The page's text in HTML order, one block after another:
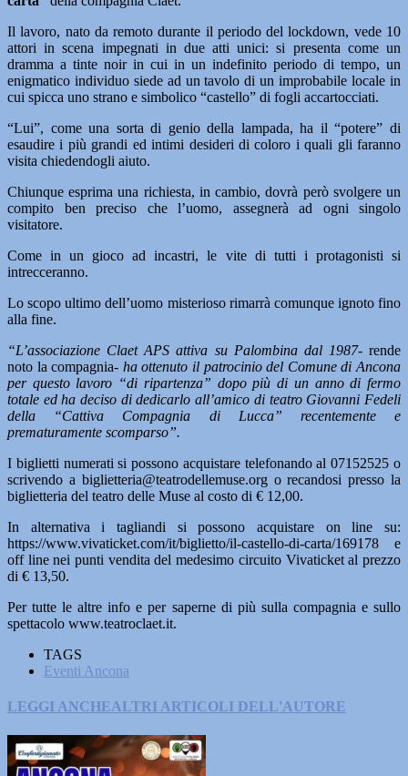
Il lavoro, nato da remoto durante il periodo del lockdown, vede 10
attori in scena impegnati in due atti unici: si presenta come un
dramma a tinte noir in cui in un indefinito periodo di tempo, un
enigmatico individuo siede ad un tavolo di un improbabile locale in
cui spicca uno strano e simbolico “castello” di fogli accartocciati.
“Lui”, come una sorta di genio della lampada, ha il “potere” di
esaudire i più grandi ed intimi desideri di coloro i quali gli faranno
visita chiedendogli aiuto.
Chiunque esprima una richiesta, in cambio, dovrà però svolgere un
compito ben preciso che l’uomo, assegnerà ad ogni singolo
visitatore.
Come in un gioco ad incastri, le vite di tutti i protagonisti si
intrecceranno.
Lo scopo ultimo dell’uomo misterioso rimarrà comunque ignoto fino
alla fine.
“L’associazione Claet APS attiva su Palombina dal 1987-rende
noto la compagnia- ha ottenuto il patrocinio del Comune di Ancona
per questo lavoro “di ripartenza” dopo più di un anno di fermo
totale ed ha deciso di dedicarlo all’amico di teatro Giovanni Fedeli
della “Cattiva Compagnia di Lucca” recentemente e
prematuramente scomparso”.
I biglietti numerati si possono acquistare telefonando al 07152525 o
scrivendo a biglietteria@teatrodellemuse.org o recandosi presso la
biglietteria del teatro delle Muse al costo di € 12,00.
In alternativa i tagliandi si possono acquistare on line su:
https://www.vivaticket.com/it/biglietto/il-castello-di-carta/169178 e
off line nei punti vendita del medesimo circuito Vivaticket al prezzo
di € 13,50.
Per tutte le altre info e per saperne di più sulla compagnia e sullo
spettacolo www.teatroclaet.it.
TAGS
Eventi Ancona
LEGGI ANCHEALTRI ARTICOLI DELL'AUTORE